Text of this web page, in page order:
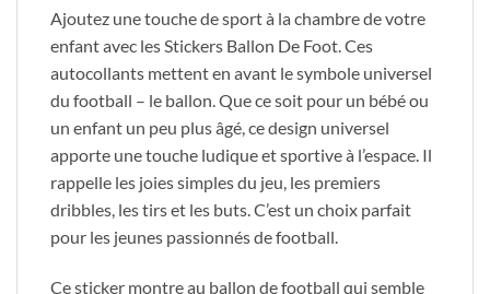
Ajoutez une touche de sport à la chambre de votre
enfant avec les Stickers Ballon De Foot. Ces
autocollants mettent en avant le symbole universel
du football – le ballon. Que ce soit pour un bébé ou
un enfant un peu plus âgé, ce design universel
apporte une touche ludique et sportive à l’espace. Il
rappelle les joies simples du jeu, les premiers
dribbles, les tirs et les buts. C’est un choix parfait
pour les jeunes passionnés de football.
Ce sticker montre au ballon de football qui semble